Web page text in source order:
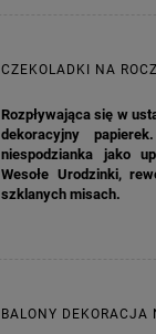
CZEKOLADKI NA
Rozpływająca się w
dekoracyjny
niespodzianka jako
Wesołe Urodzinki,
szklanych misach.
BALONY